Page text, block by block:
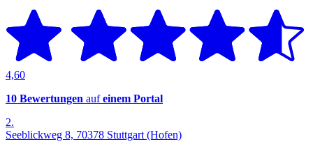
4,60
10 Bewertungen aufeinem Portal
2.
Seeblickweg 8, 70378 Stuttgart (Hofen)